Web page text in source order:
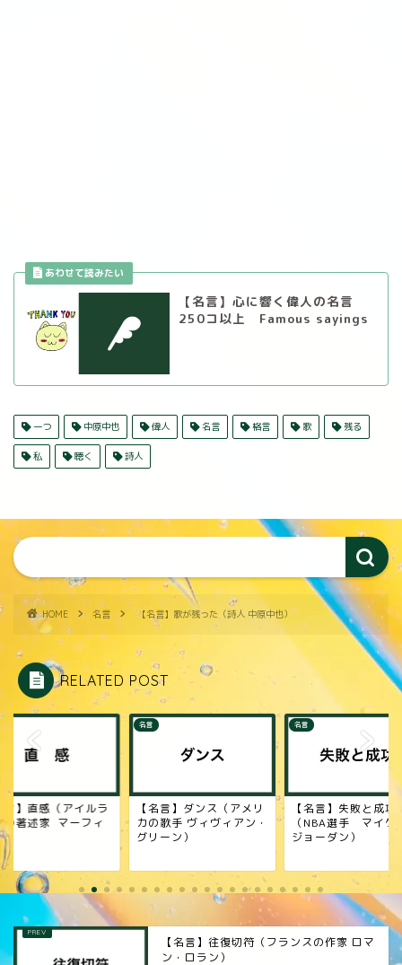
【名言】心に響く偉人の名言
250コ以上 Famous sayings
一つ 中原中也 偉人 名言 格言 歌 残る
私 聴く 詩人
HOME 名言 【名言】歌が残った（詩人 中原中也）
RELATED POST
言】ダンス（アメリ
手 ヴィヴィアン・
ン）
名言
【名言】失敗と成功
（NBA選手 マイケル・
ジョーダン）
名言
【名言】一歩踏み出
（実業家 大川博）
【名言】往復切符（フランスの作家 ロマ
ン・ロラン）